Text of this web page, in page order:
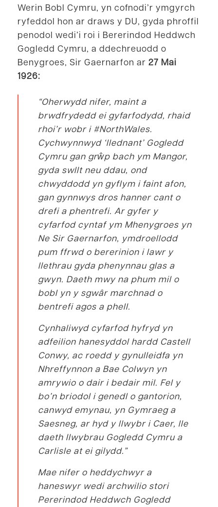
Werin Bobl Cymru, yn cofnodi’r ymgyrch
ryfeddol hon ar draws y DU, gyda phroffil
penodol wedi’i roi i Bererindod Heddwch
Gogledd Cymru, a ddechreuodd o
Benygroes, Sir Gaernarfon ar 27 Mai
1926:
“Oherwydd nifer, maint a
brwdfrydedd ei gyfarfodydd, rhaid
rhoi’r wobr i #NorthWales.
Cychwynnwyd ‘llednant’ Gogledd
Cymru gan grŵp bach ym Mangor,
gyda swllt neu ddau, ond
chwyddodd yn gyflym i faint afon,
gan gynnwys dros hanner cant o
drefi a phentrefi. Ar gyfer y
cyfarfod cyntaf ym Mhenygroes yn
Ne Sir Gaernarfon, ymdroellodd
pum ffrwd o bererinion i lawr y
llethrau gyda phenynnau glas a
gwyn. Daeth mwy na phum mil o
bobl yn y sgwâr marchnad o
bentrefi agos a phell.
Cynhaliwyd cyfarfod hyfryd yn
adfeilion hanesyddol hardd Castell
Conwy, ac roedd y gynulleidfa yn
Nhreffynnon a Bae Colwyn yn
amrywio o dair i bedair mil. Fel y
bo’n briodol i genedl o gantorion,
canwyd emynau, yn Gymraeg a
Saesneg, ar hyd y llwybr i Caer, lle
daeth llwybrau Gogledd Cymru a
Carlisle at ei gilydd.”
Mae nifer o heddychwyr a
haneswyr wedi archwilio stori
Pererindod Heddwch Gogledd